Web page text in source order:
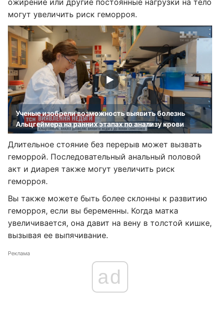
ожирение или другие постоянные нагрузки на тело
могут увеличить риск геморроя.
Ученые изобрели возможность выявить болезнь
Альцгеймера на ранних этапах по анализу крови
Длительное стояние без перерыв может вызвать
геморрой. Последовательный анальный половой
акт и диарея также могут увеличить риск
геморроя.
Вы также можете быть более склонны к развитию
геморроя, если вы беременны. Когда матка
увеличивается, она давит на вену в толстой кишке,
вызывая ее выпячивание.
Реклама
ad